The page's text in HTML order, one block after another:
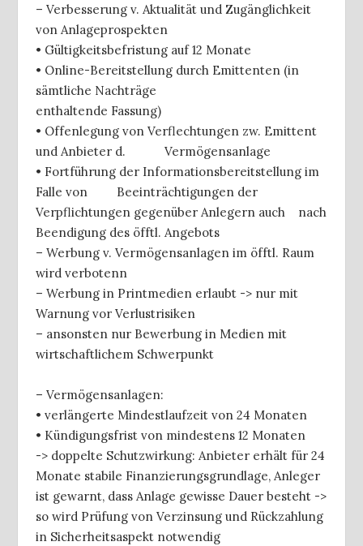
– Verbesserung v. Aktualität und Zugänglichkeit
von Anlageprospekten
• Gültigkeitsbefristung auf 12 Monate
• Online-Bereitstellung durch Emittenten (in
sämtliche Nachträge
enthaltende Fassung)
• Offenlegung von Verflechtungen zw. Emittent
und Anbieter d. Vermögensanlage
• Fortführung der Informationsbereitstellung im
Falle von Beeinträchtigungen der
Verpflichtungen gegenüber Anlegern auch nach
Beendigung des öfftl. Angebots
– Werbung v. Vermögensanlagen im öfftl. Raum
wird verbotenn
– Werbung in Printmedien erlaubt -> nur mit
Warnung vor Verlustrisiken
– ansonsten nur Bewerbung in Medien mit
wirtschaftlichem Schwerpunkt
– Vermögensanlagen:
• verlängerte Mindestlaufzeit von 24 Monaten
• Kündigungsfrist von mindestens 12 Monaten
-> doppelte Schutzwirkung: Anbieter erhält für 24
Monate stabile Finanzierungsgrundlage, Anleger
ist gewarnt, dass Anlage gewisse Dauer besteht ->
so wird Prüfung von Verzinsung und Rückzahlung
in Sicherheitsaspekt notwendig